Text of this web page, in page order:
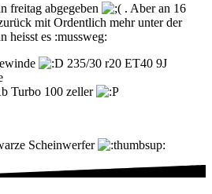
freitag abgegeben
. Aber an 16
mit Ordentlich mehr unter der
heisst es :mussweg:
235/30 r20 ET40 9J
Turbo 100 zeller
Scheinwerfer